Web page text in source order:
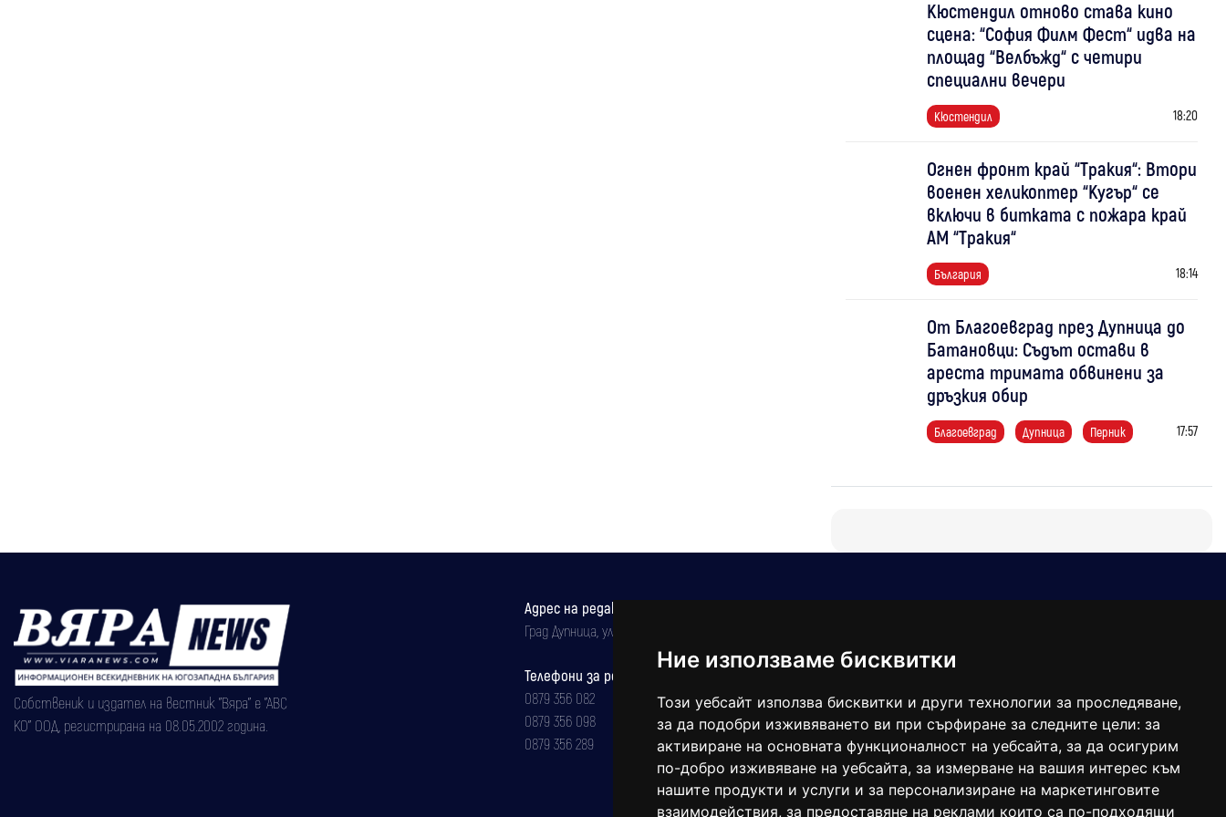
Ние използваме бисквитки
Този уебсайт използва бисквитки и други технологии за проследяване,
за да подобри изживяването ви при сърфиране за следните цели: за
активиране на основната функционалност на уебсайта, за да осигурим
по-добро изживяване на уебсайта, за измерване на вашия интерес към
нашите продукти и услуги и за персонализиране на маркетинговите
взаимодействия, за предоставяне на реклами които са по-подходящи
Кюстендил отново става кино
сцена: “София Филм Фест“ идва на
площад “Велбъжд“ с четири
специални вечери
Кюстендил 18:20
Огнен фронт край “Тракия“: Втори
военен хеликоптер “Кугър“ се
включи в битката с пожара край
АМ “Тракия“
България 18:14
От Благоевград през Дупница до
Батановци: Съдът остави в
ареста тримата обвинени за
дръзкия обир
Благоевград Дупница Перник 17:57
Собственик и издател на вестник "Вяра" е "АВС
КО" ООД, регистрирана на 08.05.2002 година.
Адрес на редакцията
Град Дупница, ул.''Христо Ботев" 43
Телефони за реклама и абонаменти
0879 356 082
0879 356 098
0879 356 289
balgarkanews@gmail.com